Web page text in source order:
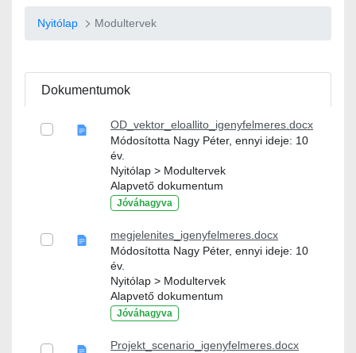
Nyitólap Modultervek
Dokumentumok
OD_vektor_eloallito_igenyfelmeres.docx
Módosította Nagy Péter, ennyi ideje: 10
év.
Nyitólap > Modultervek
Alapvető dokumentum
Jóváhagyva
megjelenites_igenyfelmeres.docx
Módosította Nagy Péter, ennyi ideje: 10
év.
Nyitólap > Modultervek
Alapvető dokumentum
Jóváhagyva
Projekt_scenario_igenyfelmeres.docx